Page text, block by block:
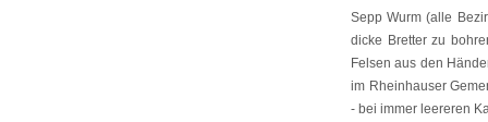
Sepp Wurm (alle
dicke Bretter zu
Felsen aus den
im Rheinhauser
- bei immer leereren